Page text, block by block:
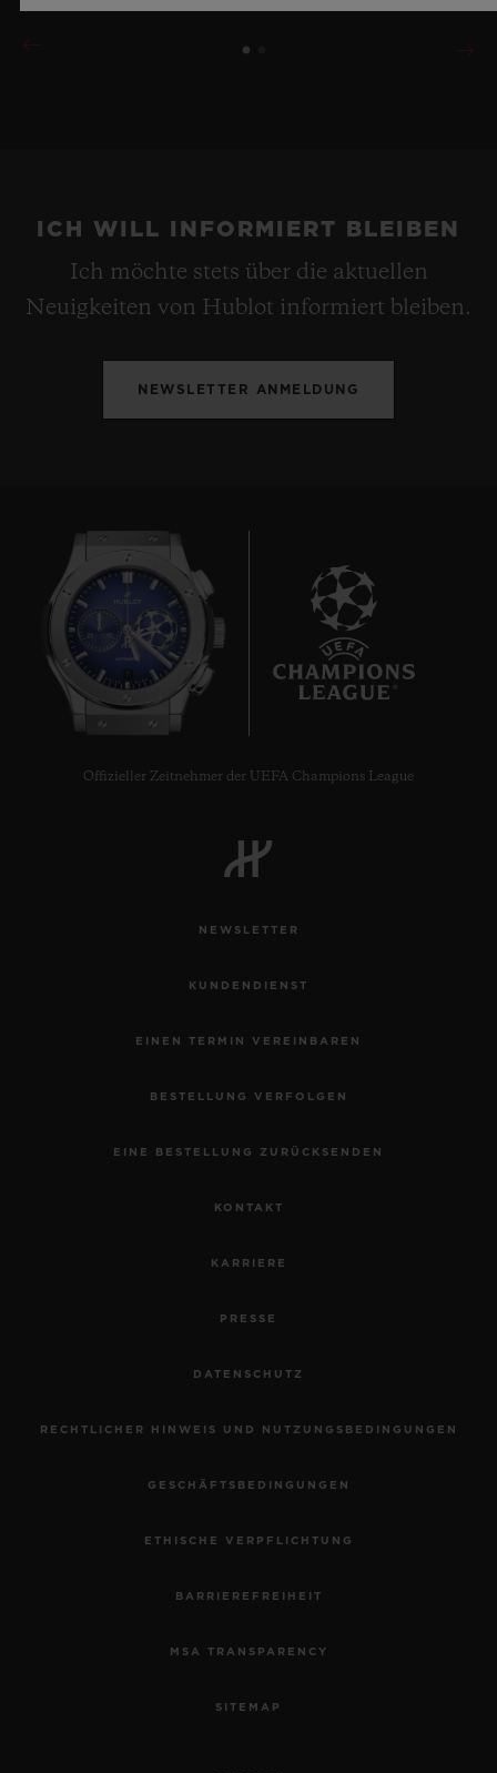
ICH WILL INFORMIERT BLEIBEN
Ich möchte stets über die aktuellen
Neuigkeiten von Hublot informiert bleiben.
NEWSLETTER ANMELDUNG
7
Offizieller Zeitnehmer der UEFA Champions League
NEWSLETTER
KUNDENDIENST
EINEN TERMIN VEREINBAREN
BESTELLUNG VERFOLGEN
EINE BESTELLUNG ZURÜCKSENDEN
KONTAKT
KARRIERE
PRESSE
DATENSCHUTZ
RECHTLICHER HINWEIS UND NUTZUNGSBEDINGUNGEN
GESCHÄFTSBEDINGUNGEN
ETHISCHE VERPFLICHTUNG
BARRIEREFREIHEIT
MSA TRANSPARENCY
SITEMAP